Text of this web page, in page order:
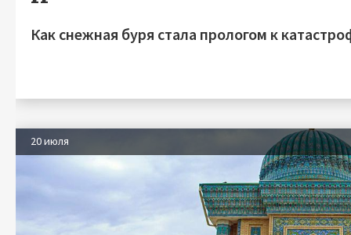
Как снежная буря стала прологом к
20 июля